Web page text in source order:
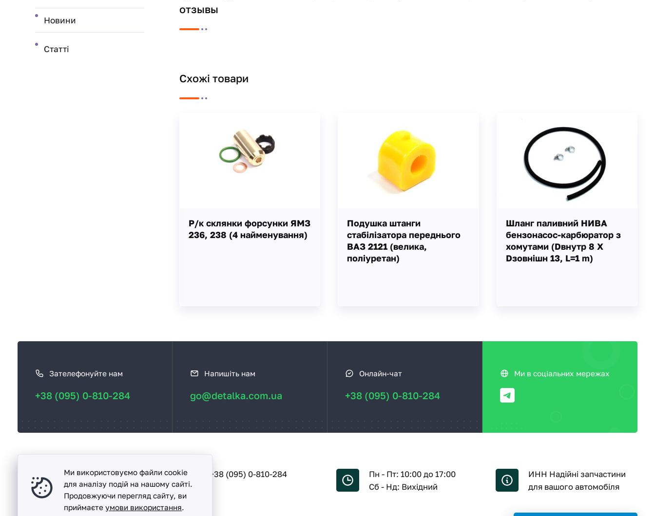
отзывы
Схожі товари
Р/к склянки форсунки ЯМЗ
236, 238 (4 найменування)
Подушка штанги
стабілізатора переднього
ВАЗ 2121 (велика,
поліуретан)
Шланг паливний НИВА
бензонасос-карбюратор з
хомутами (Dвнутр 8 Х
Dзовнішн 13, L=1 m)
Новини
Статті
з
Зателефонуйте нам
+38 (095) 0-810-284
Напишіть нам
go@detalka.com.ua
Онлайн-чат
+38 (095) 0-810-284
Ми в соціальних мережах
Песочин
вул. Надії, буд. 15-А
+38 (095) 0-810-284
Пн - Пт: 10:00 до 17:00
Сб - Нд: Вихідний
ИНН Надійні запчастини
для вашого автомобіля
Ми використовуємо файли cookie
для аналізу подій на нашому сайті.
Продовжуючи перегляд сайту, ви
приймаєтеумови використання.